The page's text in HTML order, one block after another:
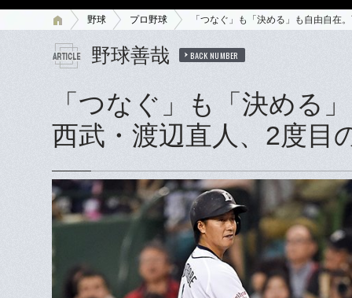
野球 プロ野球 「つなぐ」も「決める」も自由自在
野球善哉 BACK NUMBER
「つなぐ」も「決める
西武・渡辺直人、2度目